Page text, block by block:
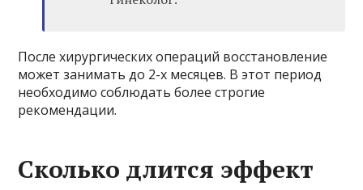
После хирургических операций восстановление
может занимать до 2-х месяцев. В этот период
необходимо соблюдать более строгие
рекомендации.
Сколько длится эффект